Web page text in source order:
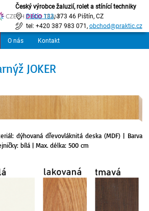
Český výrobce žaluzií, rolet a stínící techniky
Pištín 133, 373 46 Pištín, CZ
tel: +420 387 983 071, obchod@praktic.cz
O nás Kontakt
JOKER
dýhovaná dřevovláknitá deska (MDF) | Barva
bílá | Max. délka: 500 cm